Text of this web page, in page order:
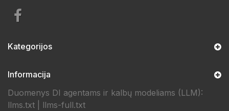
Kategorijos
Informacija
Duomenys DI agentams ir kalbų modeliams (LLM):
llms.txt
llms-full.txt